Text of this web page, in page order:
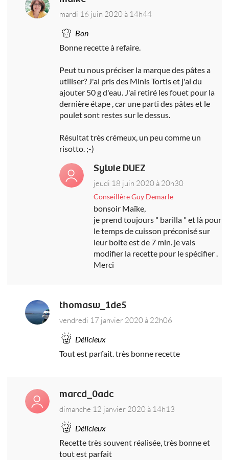
mardi 16 juin 2020 à 14h44
Bon
Bonne recette à refaire.
Peut tu nous préciser la marque des pâtes a
utiliser? J'ai pris des Minis Tortis et j'ai du
ajouter 50 g d'eau. J'ai retiré les fouet pour la
dernière étape , car une parti des pâtes et le
poulet sont restes sur le dessus.
Résultat très crémeux, un peu comme un
risotto. ;-)
Sylvie DUEZ
jeudi 18 juin 2020 à 20h30
Conseillère Guy Demarle
bonsoir Maïke,
je prend toujours " barilla " et là pour
le temps de cuisson préconisé sur
leur boite est de 7 min. je vais
modifier la recette pour le spécifier .
Merci
thomasw_1de5
vendredi 17 janvier 2020 à 22h06
Délicieux
Tout est parfait. très bonne recette
marcd_0adc
dimanche 12 janvier 2020 à 14h13
Délicieux
Recette très souvent réalisée, très bonne et
tout est parfait